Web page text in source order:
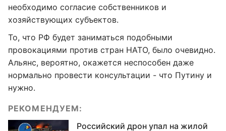
необходимо согласие собственников и
хозяйствующих субъектов.
То, что РФ будет заниматься подобными
провокациями против стран НАТО, было очевидно.
Альянс, вероятно, окажется неспособен даже
нормально провести консультации - что Путину и
нужно.
РЕКОМЕНДУЕМ:
Российский дрон упал на жилой